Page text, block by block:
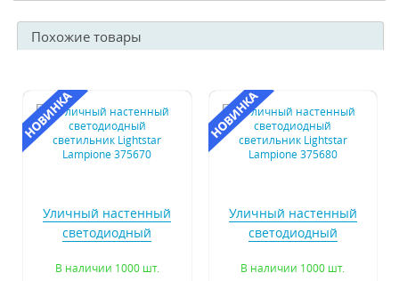
Похожие товары
Уличный настенный
светодиодный
Lampione 375670
В наличии 1000 шт.
Уличный настенный
светодиодный
Lampione 375680
В наличии 1000 шт.